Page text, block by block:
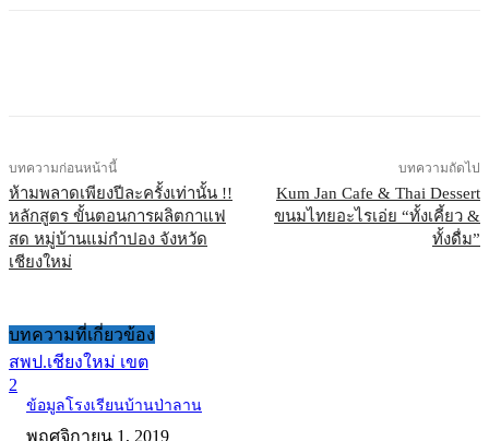
บทความก่อนหน้านี้
ห้ามพลาดเพียงปีละครั้งเท่านั้น !!
หลักสูตร ขั้นตอนการผลิตกาแฟ
สด หมู่บ้านแม่กำปอง จังหวัด
เชียงใหม่
บทความถัดไป
Kum Jan Cafe & Thai Dessert
ขนมไทยอะไรเอ่ย “ทั้งเคี้ยว &
ทั้งดื่ม”
บทความที่เกี่ยวข้อง
สพป.เชียงใหม่ เขต
2
ข้อมูลโรงเรียนบ้านป่าลาน
พฤศจิกายน 1, 2019